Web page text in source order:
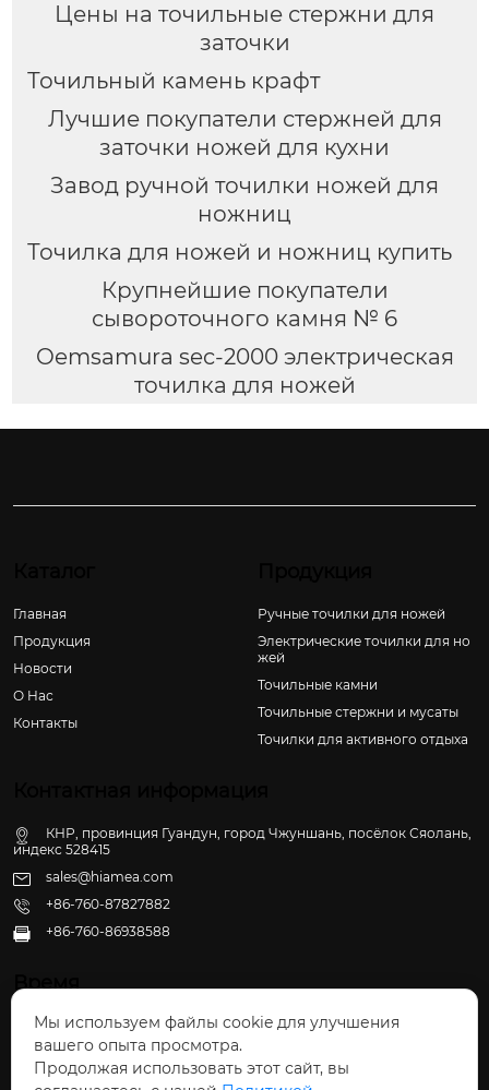
Цены на точильные стержни для
заточки
Точильный камень крафт
Лучшие покупатели стержней для
заточки ножей для кухни
Завод ручной точилки ножей для
ножниц
Точилка для ножей и ножниц купить
Крупнейшие покупатели
сывороточного камня № 6
Oemsamura sec-2000 электрическая
точилка для ножей
Главная
Продукция
Новости
О Hас
Контакты
Ручные точилки для ножей
Электрические точилки для но
жей
Точильные камни
Точильные стержни и мусаты
Точилки для активного отдыха
КНР, провинция Гуандун, город Чжуншань, посёлок Сяолань,
индекс 528415
sales@hiamea.com
+86-760-87827882
 +86-760-86938588
Время
Пн - Пт: 09:30 - 22:00
Сб - Вс: 10:00 - 22:30
Мы используем файлы cookie для улучшения
вашего опыта просмотра.
Продолжая использовать этот сайт, вы